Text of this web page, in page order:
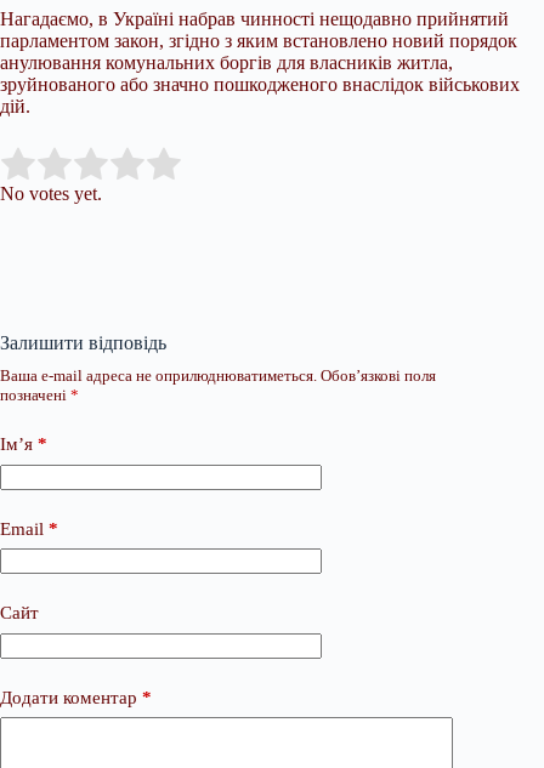
Нагадаємо, в Україні набрав чинності нещодавно прийнятий
парламентом закон, згідно з яким встановлено новий порядок
анулювання комунальних боргів для власників житла,
зруйнованого або значно пошкодженого внаслідок військових
дій.
Rate this item:
No votes yet.
Залишити відповідь
Ваша e-mail адреса не оприлюднюватиметься. Обов’язкові поля
позначені *
Ім’я *
Email *
Сайт
Додати коментар *